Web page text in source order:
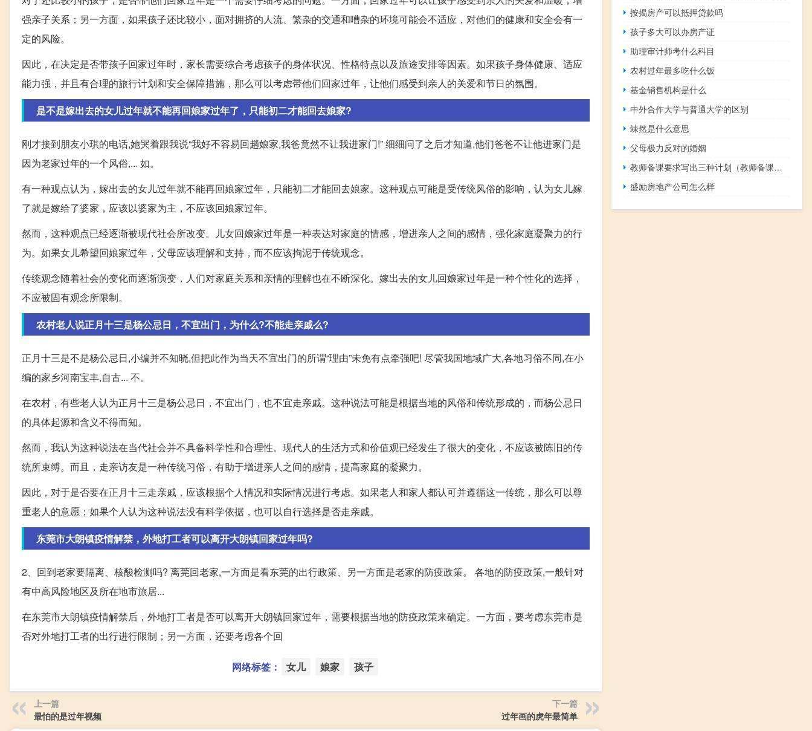
强亲子关系；另一方面，如果孩子还比较小，面对拥挤的人流、繁杂的交通和嘈杂的环境可能会不适应，对他们的健康和安全会有一
定的风险。
因此，在决定是否带孩子回家过年时，家长需要综合考虑孩子的身体状况、性格特点以及旅途安排等因素。如果孩子身体健康、适应
能力强，并且有合理的旅行计划和安全保障措施，那么可以考虑带他们回家过年，让他们感受到亲人的关爱和节日的氛围。
是不是嫁出去的女儿过年就不能再回娘家过年了，只能初二才能回去娘家?
刚才接到朋友小琪的电话,她哭着跟我说“我好不容易回趟娘家,我爸竟然不让我进家门!” 细细问了之后才知道,他们爸爸不让他进家门是
因为老家过年的一个风俗,... 如。
有一种观点认为，嫁出去的女儿过年就不能再回娘家过年，只能初二才能回去娘家。这种观点可能是受传统风俗的影响，认为女儿嫁
了就是嫁给了婆家，应该以婆家为主，不应该回娘家过年。
然而，这种观点已经逐渐被现代社会所改变。儿女回娘家过年是一种表达对家庭的情感，增进亲人之间的感情，强化家庭凝聚力的行
为。如果女儿希望回娘家过年，父母应该理解和支持，而不应该拘泥于传统观念。
传统观念随着社会的变化而逐渐演变，人们对家庭关系和亲情的理解也在不断深化。嫁出去的女儿回娘家过年是一种个性化的选择，
不应被固有观念所限制。
农村老人说正月十三是杨公忌日，不宜出门，为什么?不能走亲戚么?
正月十三是不是杨公忌日,小编并不知晓,但把此作为当天不宜出门的所谓“理由”未免有点牵强吧! 尽管我国地域广大,各地习俗不同,在小
编的家乡河南宝丰,自古... 不。
在农村，有些老人认为正月十三是杨公忌日，不宜出门，也不宜走亲戚。这种说法可能是根据当地的风俗和传统形成的，而杨公忌日
的具体起源和含义不得而知。
然而，我认为这种说法在当代社会并不具备科学性和合理性。现代人的生活方式和价值观已经发生了很大的变化，不应该被陈旧的传
统所束缚。而且，走亲访友是一种传统习俗，有助于增进亲人之间的感情，提高家庭的凝聚力。
因此，对于是否要在正月十三走亲戚，应该根据个人情况和实际情况进行考虑。如果老人和家人都认可并遵循这一传统，那么可以尊
重老人的意愿；如果个人认为这种说法没有科学依据，也可以自行选择是否走亲戚。
东莞市大朗镇疫情解禁，外地打工者可以离开大朗镇回家过年吗?
2、回到老家要隔离、核酸检测吗? 离莞回老家,一方面是看东莞的出行政策、另一方面是老家的防疫政策。 各地的防疫政策,一般针对
有中高风险地区及所在地市旅居...
在东莞市大朗镇疫情解禁后，外地打工者是否可以离开大朗镇回家过年，需要根据当地的防疫政策来确定。一方面，要考虑东莞市是
否对外地打工者的出行进行限制；另一方面，还要考虑各个回
网络标签： 女儿 娘家 孩子
上一篇
最怕的是过年视频
下一篇
过年画的虎年最简单
按揭房产可以抵押贷款吗
孩子多大可以办房产证
助理审计师考什么科目
农村过年最多吃什么饭
基金销售机构是什么
中外合作大学与普通大学的区别
竦然是什么意思
父母极力反对的婚姻
教师备课要求写出三种计划（教师备课要求）
盛励房地产公司怎么样